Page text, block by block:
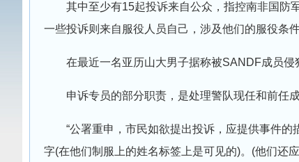
其中至少有15起投诉来自公众，指控南非国防
一些投诉则来自服役人员自己，涉及他们的服役条件
在最近一名亚历山大男子据称被SANDF成员侵
申诉专员的部分职责，是处理警队现任和前任
“公署重申，市民如欲提出投诉，应提供事件
字(在他们制服上的姓名标签上是可见的)。(他们还